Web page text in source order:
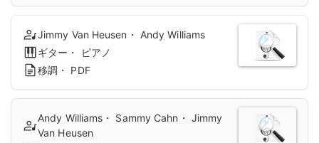
Jimmy Van Heusen・ Andy Williams
ギター・ ピアノ
移調・ PDF
Andy Williams・ Sammy Cahn・ Jimmy
Van Heusen